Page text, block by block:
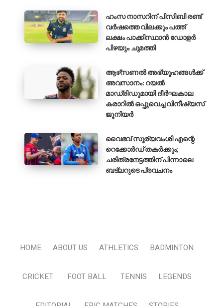
ഹംസ നാസറിന് പിസിബി രണ്ട്
വർഷത്തെ വിലക്കും പത്ത്
ലക്ഷം പാക്കിസ്ഥാൻ ഡോളർ
പിഴയും ചുമത്തി
ആഴ്‌സണൽ അഭ്യൂഹങ്ങൾക്ക്
അവസാനം: റയൽ
മാഡ്രിഡുമായി ദീർഘകാല
കരാറിൽ ഒപ്പുവെച്ച വിനീഷ്യസ്
ജൂനിയർ
വൈഭവ് സൂര്യവംശി എന്റെ
റെക്കോർഡ് തകർക്കും;
ചരിത്രനേട്ടത്തിന് പിന്നാലെ
ബട്‌ലറുടെ പ്രവചനം
HOME ABOUT US ATHLETICS BADMINTON
CRICKET FOOT BALL TENNIS LEGENDS